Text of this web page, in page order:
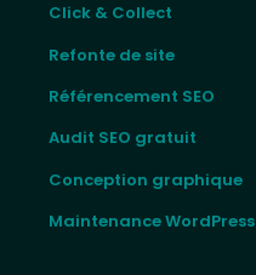
Click & Collect
Refonte de site
Référencement SEO
Audit SEO gratuit
Conception graphique
Maintenance WordPress